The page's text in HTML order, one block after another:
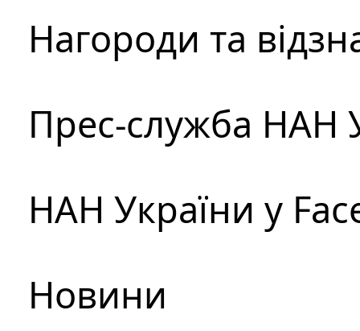
Нагороди та
Прес-служба НАН
НАН України у
Новини